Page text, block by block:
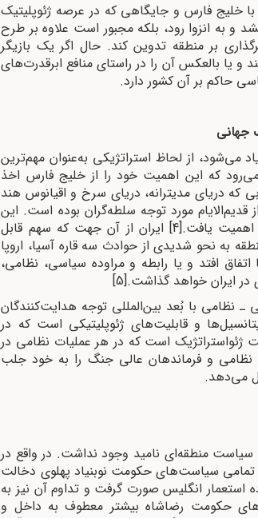
خلیج فارس و جایگاهی که در عرصه ژئوپلیتیک
و به انزوا رود، بلکه مجبور است علاوه بر طرح
بر منطقه تدوین کند. حال اگر یک بازیگر
یا بالعکس آن را در راستای منافع ابرقدرت‌های
حاکم بر آن کشور دارد.
جهانی
می‌شود، از لحاظ استراتژیکی به‌عنوان مهم‌ترین
می‌رود که این اهمیت خود را از خلیج فارس اخذ
دریای مدیترانه، دریای سرخ و اقیانوس هند
مورد توجه سلطه‌گران بوده است. این
یافت.[4] ایران از آن جهت که سهم قابل
به نحو شدیدی از حوادث سه قاره آسیا، اروپا
اتفاق افتد و یا رابطه و مراوده سیاسی، نظامی،
در ایران خواهد گذاشت.[5]
نظامی با بُعد بین‌المللی توجه هدایت‌کنندگان
و قابلیت‌های ژئوپلیتیکی است که در
ژئواستراتژیک است که در هر عملیات نظامی در
نظامی و فرماندهان عالی جنگ را به خود جلب
می‌دهد.
سیاست منطقه‌ای نامید وجود نداشت. در واقع در
تمامی سیاست‌های حکومت نوبنیاد پهلوی دخالت
استعمار انگلیس صورت گرفت و تداوم آن نیز به
حکومت رضاشاه بیشتر معطوف به داخل و